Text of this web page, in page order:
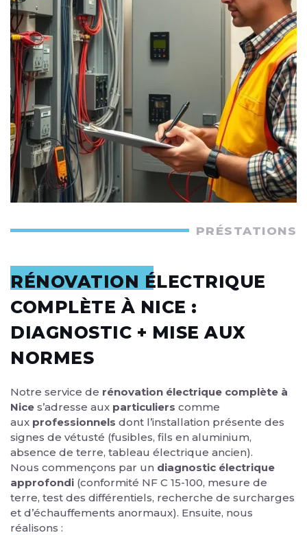
PRÉSTATIONS
RÉNOVATION ÉLECTRIQUE
COMPLÈTE À NICE :
DIAGNOSTIC + MISE AUX
NORMES
Notre service de rénovation électrique complète à
Nice s’adresse aux particuliers comme
aux professionnels dont l’installation présente des
signes de vétusté (fusibles, fils en aluminium,
absence de terre, tableau électrique ancien).
Nous commençons par un diagnostic électrique
approfondi (conformité NF C 15-100, mesure de
terre, test des différentiels, recherche de surcharges
et d’échauffements anormaux). Ensuite, nous
réalisons :